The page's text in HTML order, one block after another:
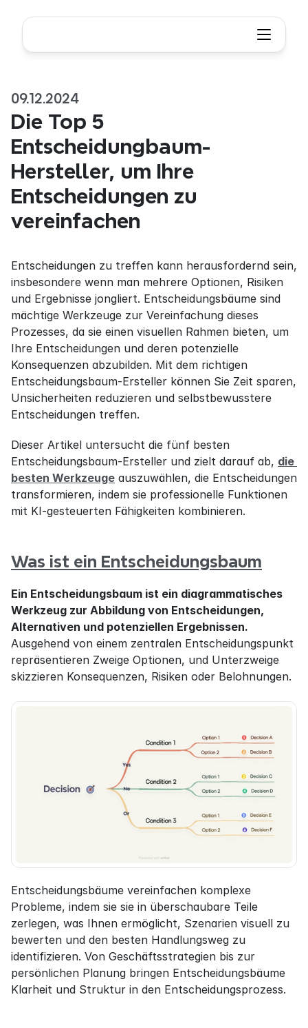
09.12.2024
Die Top 5
Entscheidungbaum-
Hersteller, um Ihre
Entscheidungen zu
vereinfachen
Entscheidungen zu treffen kann herausfordernd sein,
insbesondere wenn man mehrere Optionen, Risiken
und Ergebnisse jongliert. Entscheidungsbäume sind
mächtige Werkzeuge zur Vereinfachung dieses
Prozesses, da sie einen visuellen Rahmen bieten, um
Ihre Entscheidungen und deren potenzielle
Konsequenzen abzubilden. Mit dem richtigen
Entscheidungsbaum-Ersteller können Sie Zeit sparen,
Unsicherheiten reduzieren und selbstbewusstere
Entscheidungen treffen.
Dieser Artikel untersucht die fünf besten
Entscheidungsbaum-Ersteller und zielt darauf ab, die
besten Werkzeuge auszuwählen, die Entscheidungen
transformieren, indem sie professionelle Funktionen
mit KI-gesteuerten Fähigkeiten kombinieren.
Was ist ein Entscheidungsbaum
Ein Entscheidungsbaum ist ein diagrammatisches
Werkzeug zur Abbildung von Entscheidungen,
Alternativen und potenziellen Ergebnissen.
Ausgehend von einem zentralen Entscheidungspunkt
repräsentieren Zweige Optionen, und Unterzweige
skizzieren Konsequenzen, Risiken oder Belohnungen.
Entscheidungsbäume vereinfachen komplexe
Probleme, indem sie sie in überschaubare Teile
zerlegen, was Ihnen ermöglicht, Szenarien visuell zu
bewerten und den besten Handlungsweg zu
identifizieren. Von Geschäftsstrategien bis zur
persönlichen Planung bringen Entscheidungsbäume
Klarheit und Struktur in den Entscheidungsprozess.